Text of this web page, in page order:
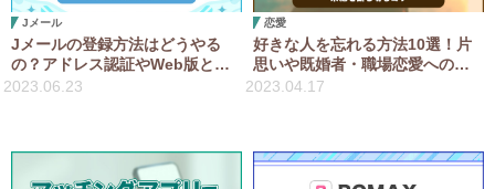
Jメール
Jメールの登録方法はどうやる
の？アドレス認証やWeb版とア
プリ版の違いなど解説
2023.06.23
恋愛
好きな人を忘れる方法10選！片
思いや既婚者・職場恋愛への未
練を断ち切るコツ
2023.04.17